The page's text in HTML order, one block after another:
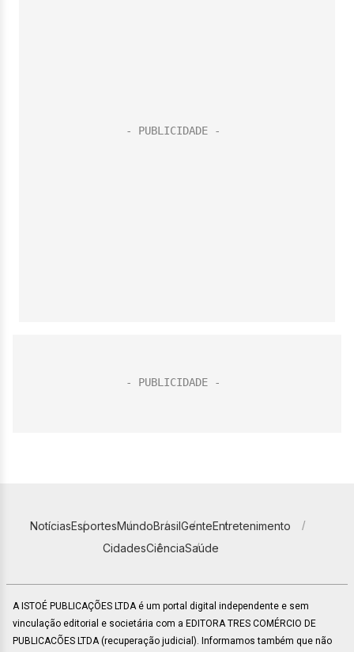
NotíciasEsportesMundoBrasilGenteEntretenimento
CidadesCiênciaSaúde
A ISTOÉ PUBLICAÇÕES LTDA é um portal digital independente e sem
vinculação editorial e societária com a EDITORA TRES COMÉRCIO DE
PUBLICACÕES LTDA (recuperação judicial). Informamos também que não